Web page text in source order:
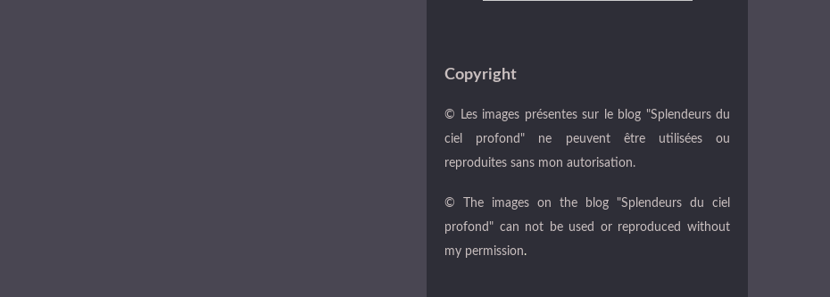
Copyright
© Les images présentes sur le blog "Splendeurs du
ciel profond" ne peuvent être utilisées ou
reproduites sans mon autorisation.
© The images on the blog "Splendeurs du ciel
profond" can not be used or reproduced without
my permission.